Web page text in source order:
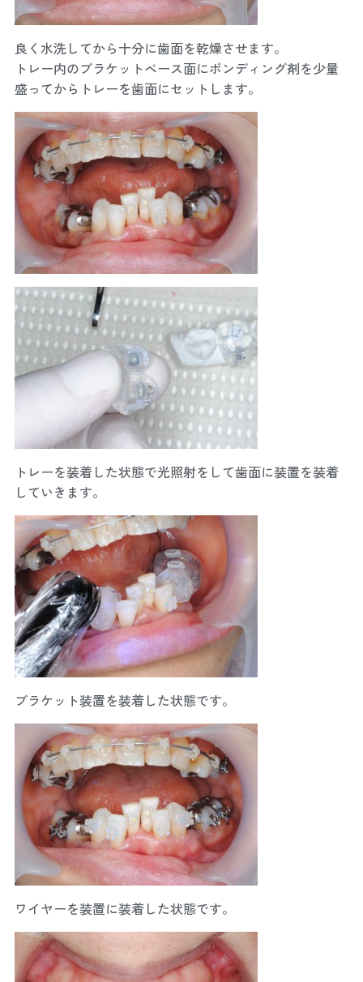
良く水洗してから十分に歯面を乾燥させます。
トレー内のブラケットベース面にボンディング剤を少量
盛ってからトレーを歯面にセットします。
トレーを装着した状態で光照射をして歯面に装置を装着
していきます。
ブラケット装置を装着した状態です。
ワイヤーを装置に装着した状態です。